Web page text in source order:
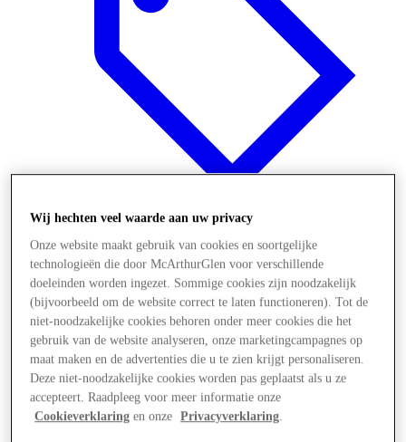
Offers
Wij hechten veel waarde aan uw privacy
Onze website maakt gebruik van cookies en soortgelijke
technologieën die door McArthurGlen voor verschillende
doeleinden worden ingezet. Sommige cookies zijn noodzakelijk
(bijvoorbeeld om de website correct te laten functioneren). Tot de
niet-noodzakelijke cookies behoren onder meer cookies die het
gebruik van de website analyseren, onze marketingcampagnes op
maat maken en de advertenties die u te zien krijgt personaliseren.
Deze niet-noodzakelijke cookies worden pas geplaatst als u ze
accepteert. Raadpleeg voor meer informatie onze
Cookieverklaring en onze Privacyverklaring.